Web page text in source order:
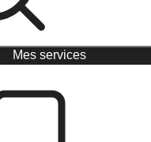
Mes services